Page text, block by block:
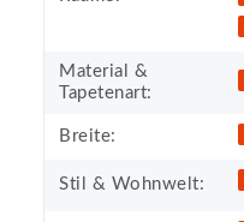
Material &
Tapetenart:
Breite:
Stil & Wohnwelt: